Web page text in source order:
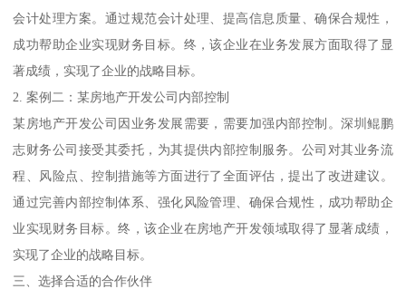
会计处理方案。通过规范会计处理、提高信息质量、确保合规性，
成功帮助企业实现财务目标。终，该企业在业务发展方面取得了显
著成绩，实现了企业的战略目标。
2. 案例二：某房地产开发公司内部控制
某房地产开发公司因业务发展需要，需要加强内部控制。深圳鲲鹏
志财务公司接受其委托，为其提供内部控制服务。公司对其业务流
程、风险点、控制措施等方面进行了全面评估，提出了改进建议。
通过完善内部控制体系、强化风险管理、确保合规性，成功帮助企
业实现财务目标。终，该企业在房地产开发领域取得了显著成绩，
实现了企业的战略目标。
三、选择合适的合作伙伴